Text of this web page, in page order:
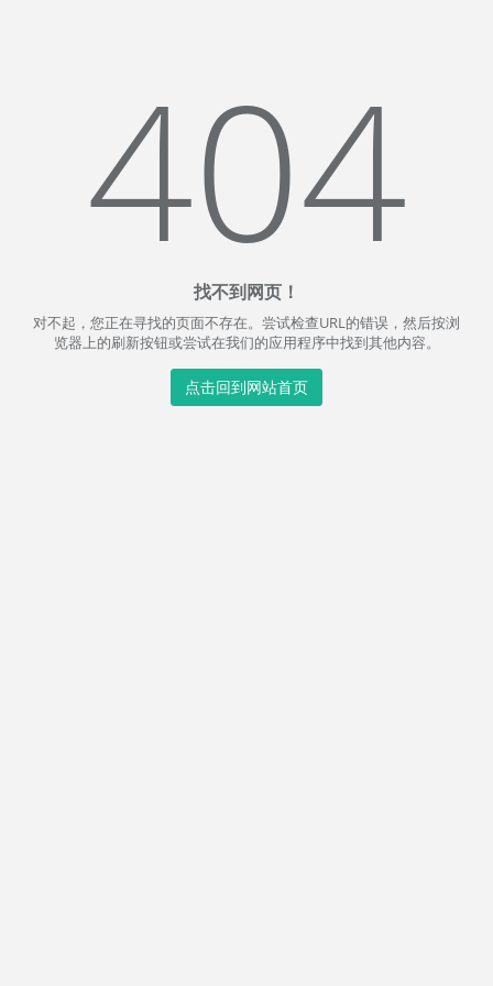
404
找不到网页！
对不起，您正在寻找的页面不存在。尝试检查URL的错误，然后按浏
览器上的刷新按钮或尝试在我们的应用程序中找到其他内容。
点击回到网站首页